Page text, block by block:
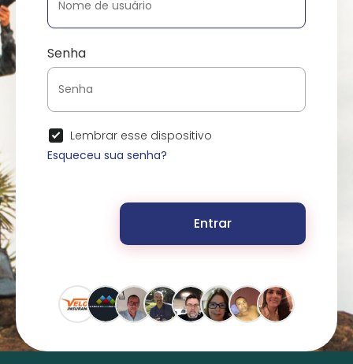
Senha
Lembrar esse dispositivo
Esqueceu sua senha?
Entrar